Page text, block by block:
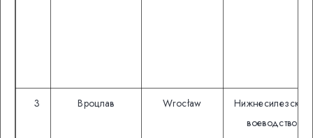
3 Вроцлав Wrocław
Нижнесилезское
воеводство